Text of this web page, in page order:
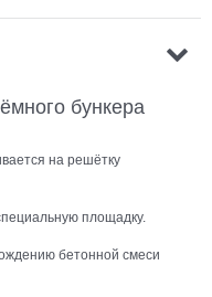
бункера
на решётку
площадку.
бетонной смеси